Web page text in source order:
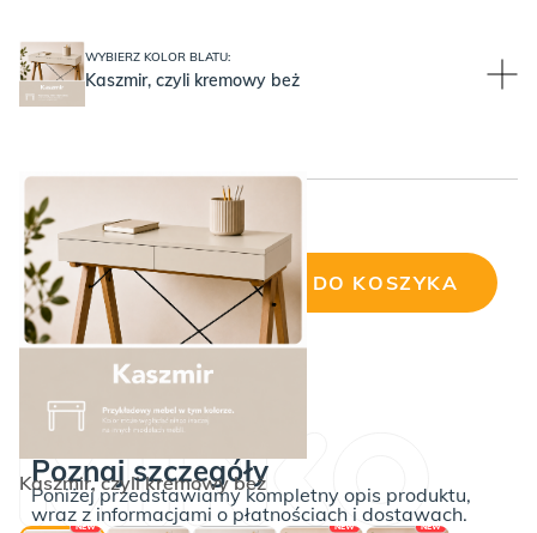
WYBIERZ KOLOR BLATU:
Kaszmir, czyli kremowy beż
Kaszmir, czyli kremowy beż
NEW NEW NEW
Cena wybranej konfiguracji:
ilość
Konsola
z
lustrem
FINKA
DODAJ DO KOSZYKA
Poznaj szczegóły
Poniżej przedstawiamy kompletny opis produktu,
wraz z informacjami o płatnościach i dostawach.